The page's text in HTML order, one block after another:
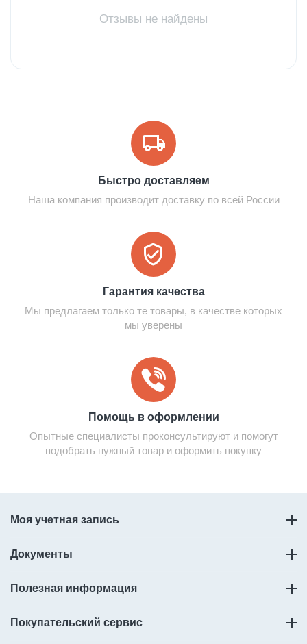
Отзывы не найдены
Быстро доставляем
Наша компания производит доставку по всей России
Гарантия качества
Мы предлагаем только те товары, в качестве которых
мы уверены
Помощь в оформлении
Опытные специалисты проконсультируют и помогут
подобрать нужный товар и оформить покупку
Моя учетная запись
Документы
Полезная информация
Покупательский сервис